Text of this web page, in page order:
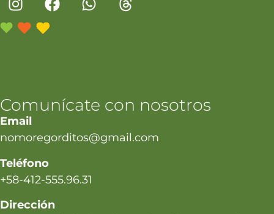
Comunícate con nosotros
Email
nomoregorditos@gmail.com
Teléfono
+58-412-555.96.31
Dirección